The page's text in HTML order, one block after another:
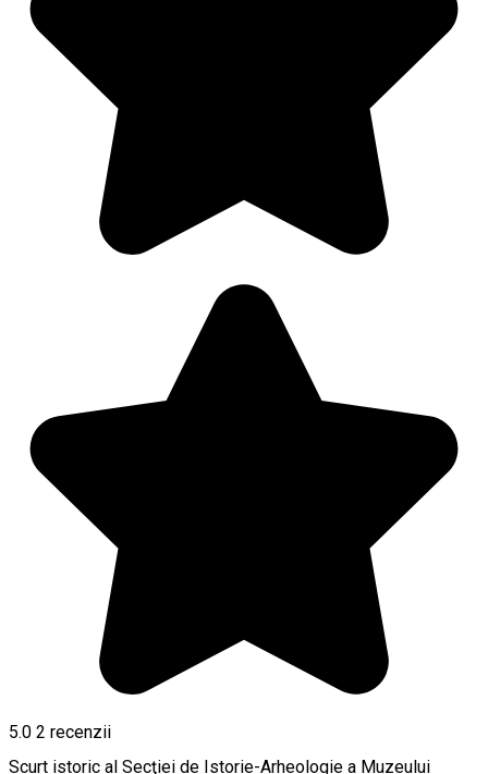
5.0 2 recenzii
Scurt istoric al Secţiei de Istorie-Arheologie a Muzeului